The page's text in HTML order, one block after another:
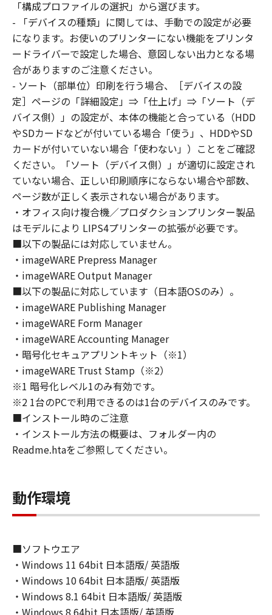
諾されるものではありません。
２．制限
(1) お客様は、再使用許諾、譲渡、販売、頒
布、リースもしくは貸与その他の方法により、
第三者に「本ソフトウェア」を使用させること
はできません。
(2) お客様は、「本ソフトウェア」の全部また
は一部を修正、改変、逆コンパイル、逆アセン
ブル、その他リバースエンジニアリング等する
ことはできません。また第三者にこのような行
為をさせてはなりません。
３．著作権表示
お客様は、「本ソフトウェア」に含まれるキヤ
ノンまたはキヤノンのライセンサーの著作権表
示を変更し、除去しもしくは削除してはなりま
せん。
４．所有権
「本ソフトウェア」に係る権原および所有権
は、その内容によりキヤノンまたはキヤノンの
ライセンサーに帰属します。
５．輸出
お客様は、日本国政府または関連する外国政府
より必要な許可等を得ることなしに、「本ソフ
トウェア」の全部または一部を、直接または間
接に輸出してはなりません。
６．サポートおよびアップデート
キヤノン、キヤノンの子会社、関係会社、それ
らの販売代理店および販売店、並びにキヤノン
のライセンサーは、お客様による「本ソフトウ
ェア」の使用を支援すること、および「本ソフ
トウェア」に対してアップデート、バグの修正
７．保証の否認・免責
(1) 「本ソフトウェア」は、『現状のまま』の
状態で使用許諾されます。キヤノン、キヤノン
の関連会社、それらの販売代理店または販売店
のいずれも、「本ソフトウェア」に関して、商
品性および特定の目的への適合性の保証を含
め、いかなる保証も、明示たると黙示たるとを
問わず一切しないものとします。
「構成プロファイルの選択」から選びます。
- 「デバイスの種類」に関しては、手動での設定が必要
になります。お使いのプリンターにない機能をプリンタ
ードライバーで設定した場合、意図しない出力となる場
合がありますのご注意ください。
- ソート（部単位）印刷を行う場合、［デバイスの設
定］ページの「詳細設定」⇒「仕上げ」⇒「ソート（デ
バイス側）」の設定が、本体の機能と合っている（HDD
やSDカードなどが付いている場合「使う」、HDDやSD
カードが付いていない場合「使わない」）ことをご確認
ください。「ソート（デバイス側）」が適切に設定され
ていない場合、正しい印刷順序にならない場合や部数、
ページ数が正しく表示されない場合があります。
・オフィス向け複合機／プロダクションプリンター製品
はモデルにより LIPS4プリンターの拡張が必要です。
■以下の製品には対応していません。
・imageWARE Prepress Manager
・imageWARE Output Manager
■以下の製品に対応しています（日本語OSのみ）。
・imageWARE Publishing Manager
・imageWARE Form Manager
・imageWARE Accounting Manager
・暗号化セキュアプリントキット（※1）
・imageWARE Trust Stamp（※2）
※1 暗号化レベル1のみ有効です。
※2 1台のPCで利用できるのは1台のデバイスのみです。
■インストール時のご注意
・インストール方法の概要は、フォルダー内の
Readme.htaをご参照してください。
動作環境
■ソフトウエア
・Windows 11 64bit 日本語版/ 英語版
・Windows 10 64bit 日本語版/ 英語版
・Windows 8.1 64bit 日本語版/ 英語版
・Windows 8 64bit 日本語版/ 英語版